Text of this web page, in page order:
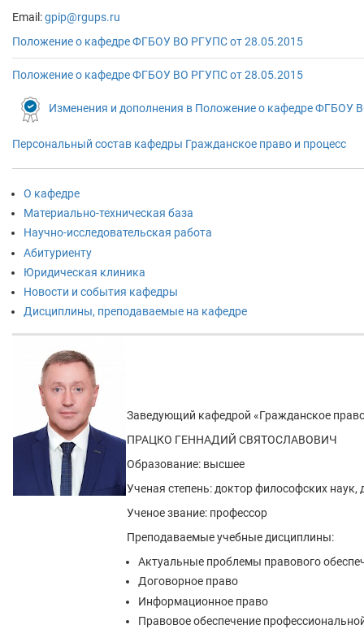
Email:gpip@rgups.ru
Положение о кафедре ФГБОУ ВО РГУПC от 28.05.2015
Положение о кафедре ФГБОУ ВО РГУПC от 28.05.2015
Изменения и дополнения в Положение о кафедре ФГБОУ
Персональный состав кафедры Гражданское право и процесс
О кафедре
Материально-техническая база
Научно-исследовательская работа
Абитуриенту
Юридическая клиника
Новости и события кафедры
Дисциплины, преподаваемые на кафедре
Заведующий кафедрой «Гражданское
ПРАЦКО ГЕННАДИЙ СВЯТОСЛАВОВИЧ
Образование: высшее
Ученая степень: доктор философских наук,
Ученое звание: профессор
Преподаваемые учебные дисциплины:
Актуальные проблемы правового
Договорное право
Информационное право
Правовое обеспечение